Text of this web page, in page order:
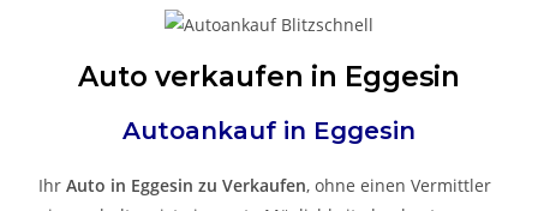
Auto verkaufen in Eggesin
Autoankauf in Eggesin
IhrAuto in EggesinzuVerkaufen, ohne einen Vermittler